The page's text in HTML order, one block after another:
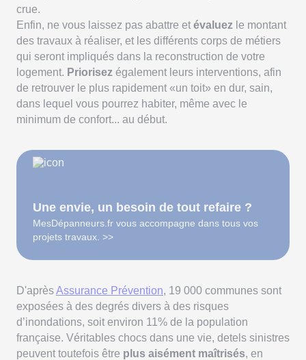
crue.
Enfin, ne vous laissez pas abattre et évaluez le montant
des travaux à réaliser, et les différents corps de métiers
qui seront impliqués dans la reconstruction de votre
logement. Priorisez également leurs interventions, afin
de retrouver le plus rapidement «un toit» en dur, sain,
dans lequel vous pourrez habiter, même avec le
minimum de confort... au début.
Une envie, un besoin de tout refaire ?
MesDépanneurs.fr vous accompagne dans tous vos
projets travaux. >>
D'aprèsAssurance Prévention, 19 000 communes sont
exposées à des degrés divers à des risques
d’inondations, soit environ 11% de la population
française. Véritables chocs dans une vie, detels sinistres
peuvent toutefois être plus aisément maîtrisés, en